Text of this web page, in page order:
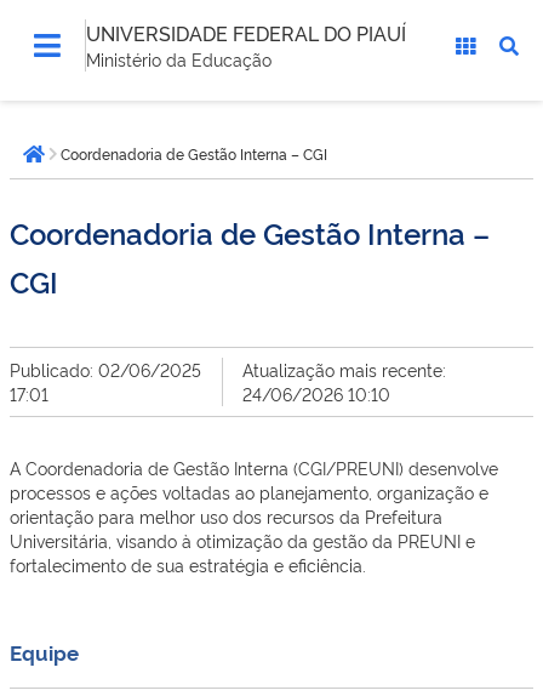
UNIVERSIDADE FEDERAL DO PIAUÍ
Ministério da Educação
está
aqui:Página inicial
Coordenadoria de Gestão Interna – CGI
Coordenadoria de Gestão Interna –
CGI
Publicado: 02/06/2025
17:01
Atualização mais recente:
24/06/2026 10:10
A Coordenadoria de Gestão Interna (CGI/PREUNI) desenvolve
processos e ações voltadas ao planejamento, organização e
orientação para melhor uso dos recursos da Prefeitura
Universitária, visando à otimização da gestão da PREUNI e
fortalecimento de sua estratégia e eficiência.
Equipe